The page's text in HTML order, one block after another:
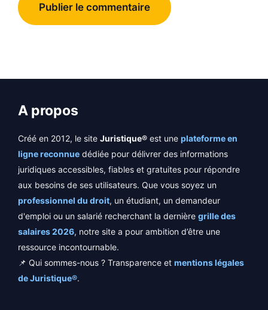
A propos
Créé en 2012, le site Juristique® est une plateforme en
ligne reconnue dédiée pour délivrer des informations
juridiques accessibles, fiables et gratuites pour répondre
aux besoins de ses utilisateurs. Que vous soyez un
professionnel du droit, un étudiant, un demandeur
d'emploi ou un salarié recherchant la dernière grille des
salaires 2026, notre site a pour ambition d’être une
ressource incontournable.
📌 Qui sommes-nous ? Transparence et mentions légales
de Juristique®.